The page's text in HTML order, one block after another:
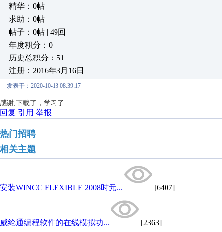
精华：0帖
求助：0帖
帖子：0帖 | 49回
年度积分：0
历史总积分：51
注册：2016年3月16日
发表于：2020-10-13 08:39:17
感谢,下载了，学习了
回复 引用 举报
热门招聘
相关主题
安装WINCC FLEXIBLE 2008时无... [6407]
威纶通编程软件的在线模拟功... [2363]